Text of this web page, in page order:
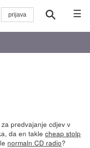
☰
predvajanje cdjev v
da en taklecheap stolp
normaln CD radio?